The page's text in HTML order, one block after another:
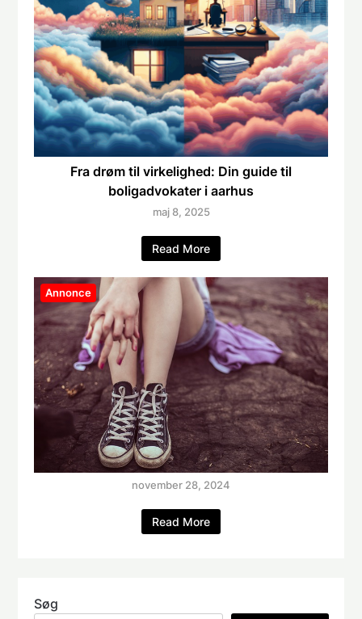
Fra drøm til virkelighed: Din guide til
boligadvokater i aarhus
maj 8, 2025
Read More
Annonce
november 28, 2024
Read More
Søg